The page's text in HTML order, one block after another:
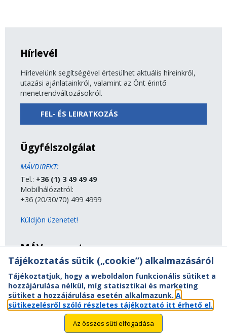
Hírlevél
Hírlevelünk segítségével értesülhet aktuális híreinkről,
utazási ajánlatainkról, valamint az Önt érintő
menetrendváltozásokról.
FEL- ÉS LEIRATKOZÁS
Ügyfélszolgálat
MÁVDIREKT:
Tel.: +36 (1) 3 49 49 49
Mobilhálózatról:
+36 (20/30/70) 499 4999
Küldjön üzenetet!
MÁV-csoport
A MÁV-csoport tagjai
Jogi útmutatás
Adatvédelem
Kapcsolat
Vasút a nagyvilágban
Akadálymentesítési nyilatkozat
Tájékoztatás sütik („cookie”) alkalmazásáról
Tájékoztatjuk, hogy a weboldalon funkcionális sütiket a
hozzájárulása nélkül, míg statisztikai és marketing
sütiket a hozzájárulása esetén alkalmazunk. A
sütikezelésről szóló részletes tájékoztató itt érhető el.
Az összes süti elfogadása